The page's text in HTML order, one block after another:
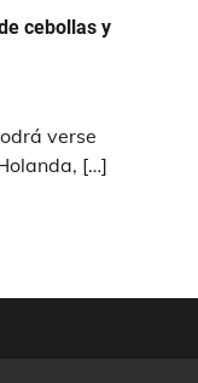
cebollas y
verse
[…]